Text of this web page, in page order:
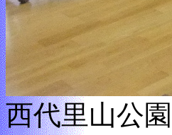
西代里山公